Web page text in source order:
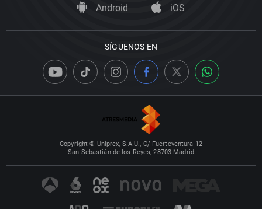
Android iOS
SÍGUENOS EN
Copyright © Uniprex, S.A.U., C/ Fuerteventura 12
San Sebastián de los Reyes, 28703 Madrid